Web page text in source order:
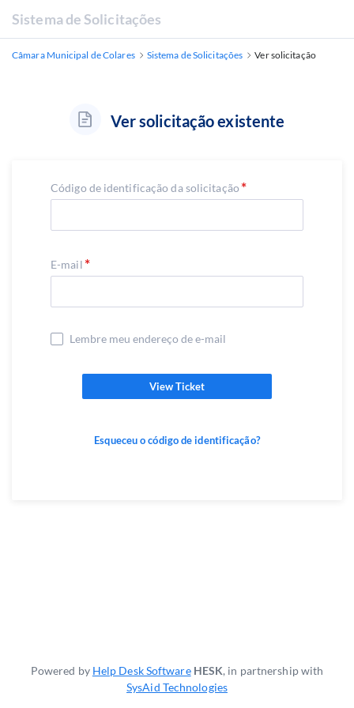
Sistema de Solicitações
Câmara Municipal de Colares Sistema de Solicitações Ver solicitação
Ver solicitação existente
Código de identificação da solicitação
E-mail
Lembre meu endereço de e-mail
View Ticket
Esqueceu o código de identificação?
Powered by Help Desk Software HESK, in partnership with
SysAid Technologies